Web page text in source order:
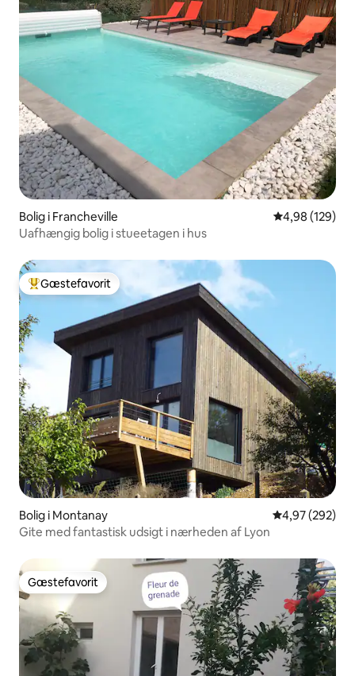
Bolig i Francheville 4,98 ud af 5 i
4,98 (129)
Uafhængig bolig i stueetagen i hus
Bedste gæstefavorit
Gæstefavorit
Bolig i Montanay 4,97 ud af 5 i
4,97 (292)
Gite med fantastisk udsigt i nærheden af Lyon
Gæstefavorit
Gæstefavorit